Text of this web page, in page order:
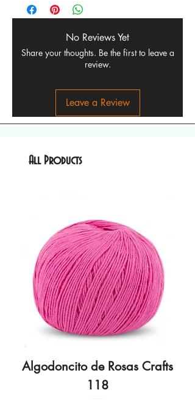
No Reviews Yet
Share your thoughts. Be the first to leave a
review.
Leave a Review
All Products
Algodoncito de Rosas Crafts
118